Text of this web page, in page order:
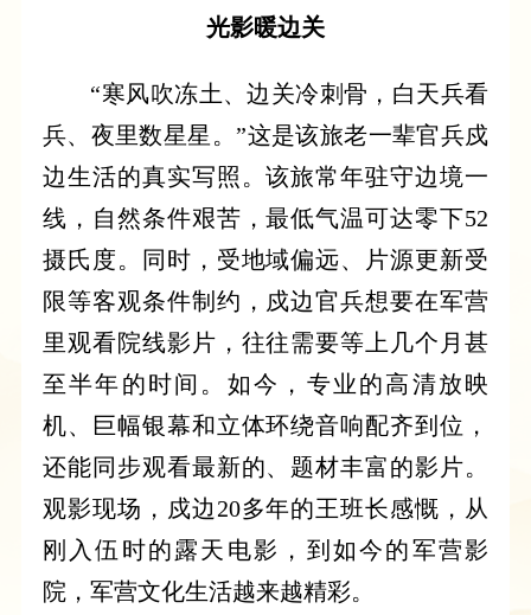
光影暖边关
“寒风吹冻土、边关冷刺骨，白天兵看
兵、夜里数星星。”这是该旅老一辈官兵戍
边生活的真实写照。该旅常年驻守边境一
线，自然条件艰苦，最低气温可达零下52
摄氏度。同时，受地域偏远、片源更新受
限等客观条件制约，戍边官兵想要在军营
里观看院线影片，往往需要等上几个月甚
至半年的时间。如今，专业的高清放映
机、巨幅银幕和立体环绕音响配齐到位，
还能同步观看最新的、题材丰富的影片。
观影现场，戍边20多年的王班长感慨，从
刚入伍时的露天电影，到如今的军营影
院，军营文化生活越来越精彩。